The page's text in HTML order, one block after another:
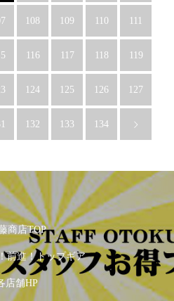
108 109 110 111
116 117 118 119
124 125 126 127
132 133 134
商店TOP
前進！トップギア
店舗HP